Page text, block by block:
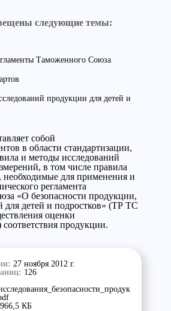
следующие темы:
Таможенного Союза
продукции для детей и
собой
в области стандартизации,
и методы исследований
в том числе правила
необходимые для применения и
регламента
«О безопасности продукции,
для детей и подростков» (ТР ТС
оценки
продукции.
27 ноября 2012 г.
126
966,5 КБ